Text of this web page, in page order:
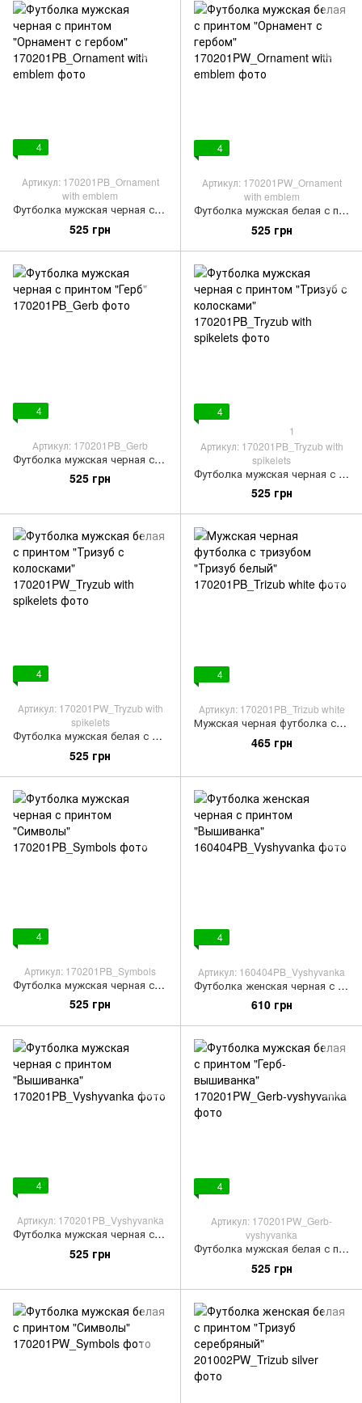
4
Артикул: 170201PB_Ornament
with emblem
Футболка мужская черная с принтом "Орнамент с гербом"
525 грн
4
Артикул: 170201PW_Ornament
with emblem
Футболка мужская белая с принтом "Орнамент с гербом"
525 грн
4
Артикул: 170201PB_Gerb
Футболка мужская черная с принтом "Герб"
525 грн
4
1
Артикул: 170201PB_Tryzub with
spikelets
Футболка мужская черная с принтом "Тризуб с колосками"
525 грн
4
Артикул: 170201PW_Tryzub with
spikelets
Футболка мужская белая с принтом "Тризуб с колосками"
525 грн
4
Артикул: 170201PB_Trizub white
Мужская черная футболка с тризубом "Тризуб белый"
465 грн
4
Артикул: 170201PB_Symbols
Футболка мужская черная с принтом "Символы"
525 грн
4
Артикул: 160404PB_Vyshyvanka
Футболка женская черная с принтом "Вышиванка"
610 грн
4
Артикул: 170201PB_Vyshyvanka
Футболка мужская черная с принтом "Вышиванка"
525 грн
4
Артикул: 170201PW_Gerb-
vyshyvanka
Футболка мужская белая с принтом "Герб-вышиванка"
525 грн